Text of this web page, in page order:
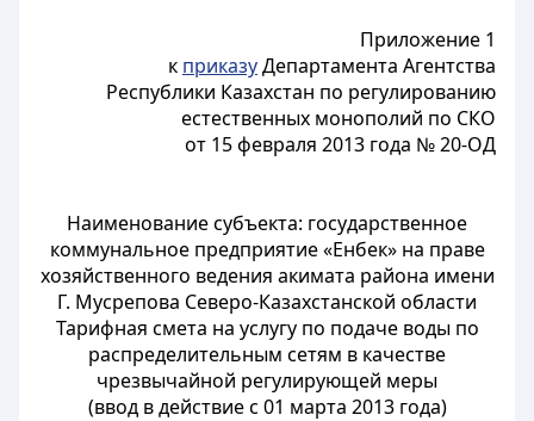
Приложение 1
к приказуДепартамента Агентства
Республики Казахстан по регулированию
естественных монополий по СКО
от 15 февраля 2013 года № 20-ОД
Наименование субъекта: государственное
коммунальное предприятие «Енбек» на праве
хозяйственного ведения акимата района имени
Г. Мусрепова Северо-Казахстанской области
Тарифная смета на услугу по подаче воды по
распределительным сетям в качестве
чрезвычайной регулирующей меры
(ввод в действие с 01 марта 2013 года)